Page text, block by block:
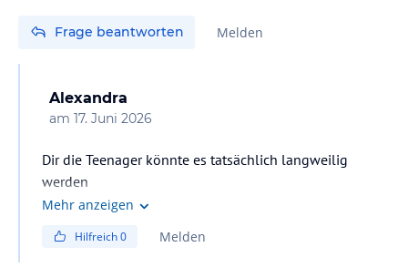
Frage beantworten Melden
Alexandra
am 17. Juni 2026
Dir die Teenager könnte es tatsächlich langweilig
werden
Kleine Anlage, kleiner Pool, keine Animation und
Frühstück und haben mittags Obst/Früchte von
Mehr anzeigen
Hilfreich0 Melden